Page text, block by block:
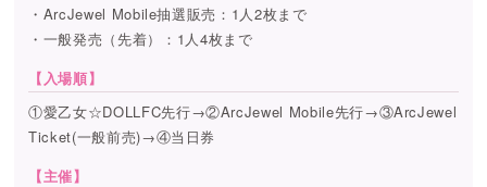
・ArcJewel Mobile抽選販売：1人2枚まで
・一般発売（先着）：1人4枚まで
【入場順】
①愛乙女☆DOLLFC先行→②ArcJewel Mobile先行→③ArcJewel
Ticket(一般前売)→④当日券
【主催】